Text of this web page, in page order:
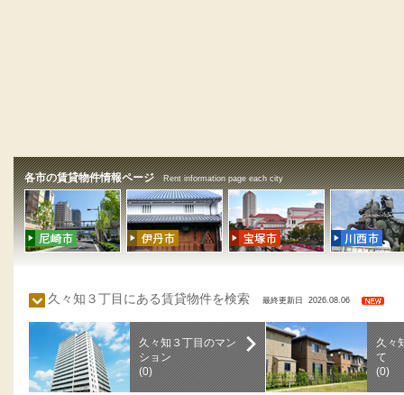
各市の賃貸物件情報ページ Rent information page each city
久々知３丁目にある賃貸物件を検索 最終更新日 2026.08.06
久々知３丁目のマン
ション
(0)
久々
て
(0)